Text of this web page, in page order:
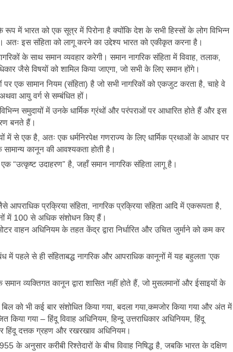
में भारत को एक सूत्र में पिरोना है क्योंकि देश के सभी हिस्सों के लोग विभिन्न
अतः इस संहिता को लागू करने का उद्देश्य भारत को एकीकृत करना है।
के साथ समान व्यवहार करेगी। समान नागरिक संहिता में विवाह, तलाक,
जैसे विषयों को शामिल किया जाएगा, जो सभी के लिए समान होंगे।
पर एक सामान नियम (संहिता) है जो सभी नागरिकों को एकजुट करता है, चाहे वे
आयु वर्ग से सम्बंधित हों।
समुदायों में उनके धार्मिक ग्रंथों और परंपराओं पर आधारित होते हैं और इस
बनते हैं।
में से एक है, अतः एक धर्मनिरपेक्ष गणराज्य के लिए धार्मिक प्रथाओं के आधार पर
सामान्य कानून की आवश्यकता होती है।
“उत्कृष्ट उदाहरण” है, जहाँ समान नागरिक संहिता लागू है।
आपराधिक प्रक्रिया संहिता, नागरिक प्रक्रिया संहिता आदि में एकरूपता है,
में 100 से अधिक संशोधन किए हैं।
वाहन अधिनियम के तहत केंद्र द्वारा निर्धारित और उचित जुर्माने को कम कर
में पहले से ही संहिताबद्ध नागरिक और आपराधिक कानूनों में यह बहुलता ‘एक
व्यक्तिगत कानून द्वारा शासित नहीं होते हैं, जो मुसलमानों और ईसाइयों के
को भी कई बार संशोधित किया गया, बदला गया,कमजोर किया गया और अंत में
गया – हिंदू विवाह अधिनियम, हिन्दू उत्तराधिकार अधिनियम, हिंदू
दत्तक ग्रहण और रखरखाव अधिनियम।
के अनुसार करीबी रिश्तेदारों के बीच विवाह निषिद्ध है, जबकि भारत के दक्षिण